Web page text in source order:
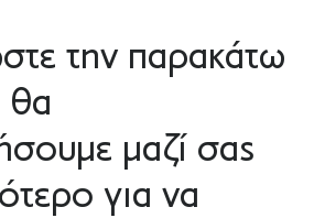
την παρακάτω
θα
μαζί σας
για να